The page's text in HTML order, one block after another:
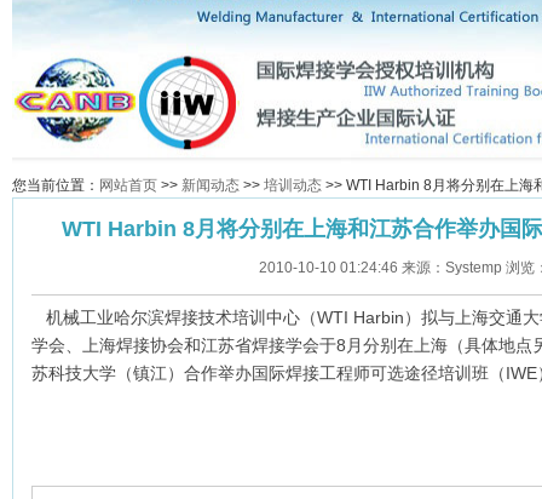
您当前位置： 网站首页 >> 新闻动态 >> 培训动态 >> WTI Harbin 8月将分别在上海
WTI Harbin 8月将分别在上海和江苏合作举办国
2010-10-10 01:24:46 来源：Systemp 浏览
机械工业哈尔滨焊接技术培训中心（WTI Harbin）拟与上海交通
学会、上海焊接协会和江苏省焊接学会于8月分别在上海（具体地点
苏科技大学（镇江）合作举办国际焊接工程师可选途径培训班（